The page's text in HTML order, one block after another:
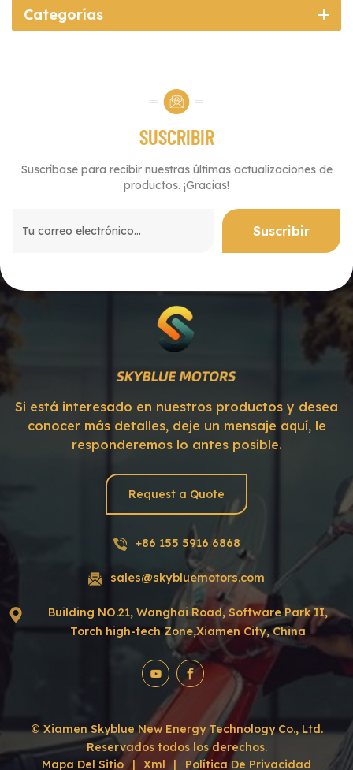
Categorías
SUSCRIBIR
Suscríbase para recibir nuestras últimas actualizaciones de
productos. ¡Gracias!
Si está interesado en nuestros productos y desea
conocer más detalles, deje un mensaje aquí, le
responderemos lo antes posible.
Request a Quote
+86 155 5916 6868
sales@skybluemotors.com
Building NO.21, Wanghai Road, Software Park II,
Torch high-tech Zone,Xiamen City, China
© Xiamen Skyblue New Energy Technology Co., Ltd.
Reservados todos los derechos.
Mapa Del Sitio
| Xml | Política De Privacidad